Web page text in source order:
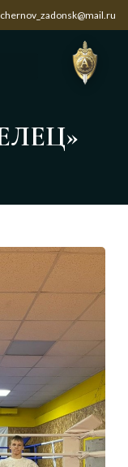
chernov_zadonsk@mail.ru